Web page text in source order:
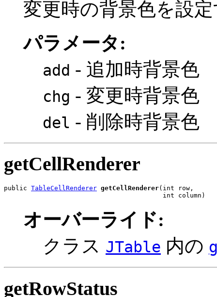
変更時の背景色を設
パラメータ:
add - 追加時背景色
chg - 変更時背景色
del - 削除時背景色
getCellRenderer
public TableCellRenderer getCellRenderer(int row,
                                         int column)
オーバーライド:
クラス JTable 内の
getRowStatus